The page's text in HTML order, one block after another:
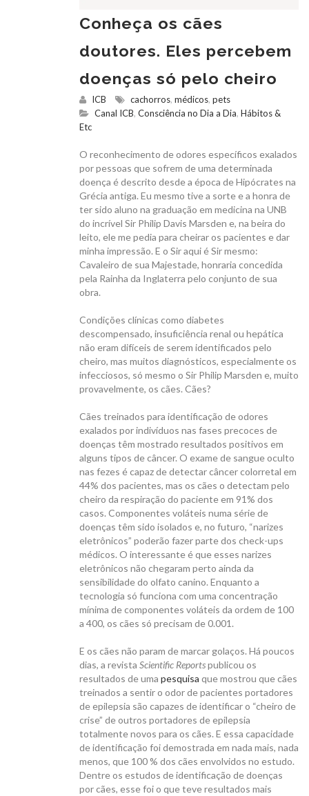
Conheça os cães
doutores. Eles percebem
doenças só pelo cheiro
ICB cachorros, médicos, pets
Canal ICB, Consciência no Dia a Dia, Hábitos &
Etc
O reconhecimento de odores específicos exalados
por pessoas que sofrem de uma determinada
doença é descrito desde a época de Hipócrates na
Grécia antiga. Eu mesmo tive a sorte e a honra de
ter sido aluno na graduação em medicina na UNB
do incrível Sir Philip Davis Marsden e, na beira do
leito, ele me pedia para cheirar os pacientes e dar
minha impressão. E o Sir aqui é Sir mesmo:
Cavaleiro de sua Majestade, honraria concedida
pela Rainha da Inglaterra pelo conjunto de sua
obra.
Condições clínicas como diabetes
descompensado, insuficiência renal ou hepática
não eram difíceis de serem identificados pelo
cheiro, mas muitos diagnósticos, especialmente os
infecciosos, só mesmo o Sir Philip Marsden e, muito
provavelmente, os cães. Cães?
Cães treinados para identificação de odores
exalados por indivíduos nas fases precoces de
doenças têm mostrado resultados positivos em
alguns tipos de câncer. O exame de sangue oculto
nas fezes é capaz de detectar câncer colorretal em
44% dos pacientes, mas os cães o detectam pelo
cheiro da respiração do paciente em 91% dos
casos. Componentes voláteis numa série de
doenças têm sido isolados e, no futuro, “narizes
eletrônicos” poderão fazer parte dos check-ups
médicos. O interessante é que esses narizes
eletrônicos não chegaram perto ainda da
sensibilidade do olfato canino. Enquanto a
tecnologia só funciona com uma concentração
mínima de componentes voláteis da ordem de 100
a 400, os cães só precisam de 0.001.
E os cães não param de marcar golaços. Há poucos
dias, a revista Scientific Reportspublicou os
resultados de uma pesquisa que mostrou que cães
treinados a sentir o odor de pacientes portadores
de epilepsia são capazes de identificar o “cheiro de
crise” de outros portadores de epilepsia
totalmente novos para os cães. E essa capacidade
de identificação foi demostrada em nada mais, nada
menos, que 100 % dos cães envolvidos no estudo.
Dentre os estudos de identificação de doenças
por cães, esse foi o que teve resultados mais